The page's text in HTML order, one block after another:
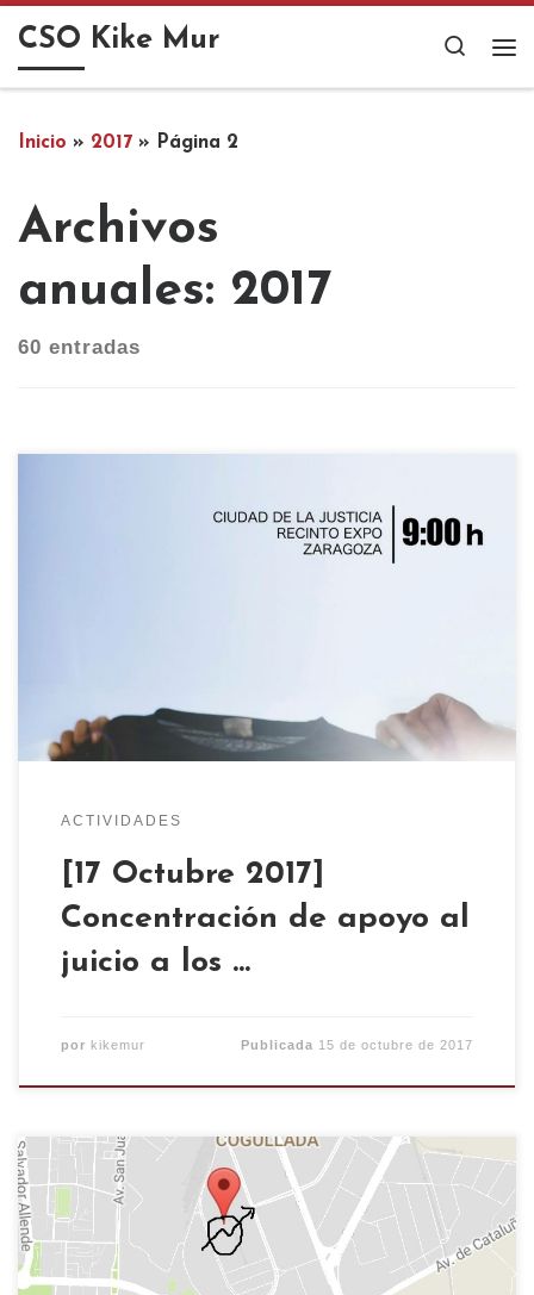
Saltar al contenido
CSO Kike Mur
Search
Inicio » 2017 » Página 2
Archivos
anuales: 2017
60 entradas
Recordar que este martes 17 de Octubre habrá
ACTIVIDADES
[17 Octubre 2017]
Concentración de apoyo al
juicio a los …
por kikemur Publicada 15 de octubre de 2017
Como cada año durante las Fiestas del Pilar, se
celebrará el Asalto Contracultural; será el 14 de
Octubre a partir de las 18:00h y habrá